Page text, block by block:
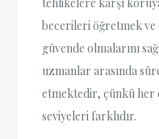
becerileri öğretmek
güvende olmalarını
uzmanlar arasında
etmektedir, çünkü her
seviyeleri farklıdır.